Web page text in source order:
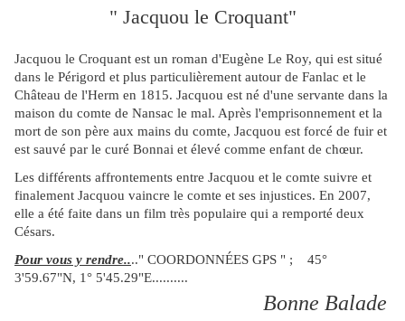
" Jacquou le Croquant"
Jacquou le Croquant est un roman d'Eugène Le Roy, qui est situé
dans le Périgord et plus particulièrement autour de Fanlac et le
Château de l'Herm en 1815. Jacquou est né d'une servante dans la
maison du comte de Nansac le mal. Après l'emprisonnement et la
mort de son père aux mains du comte, Jacquou est forcé de fuir et
est sauvé par le curé Bonnai et élevé comme enfant de chœur.
Les différents affrontements entre Jacquou et le comte suivre et
finalement Jacquou vaincre le comte et ses injustices. En 2007,
elle a été faite dans un film très populaire qui a remporté deux
Césars.
Pour vous y rendre...." COORDONNÉES GPS " ; 45°
3'59.67"N, 1° 5'45.29"E..........
Bonne Balade